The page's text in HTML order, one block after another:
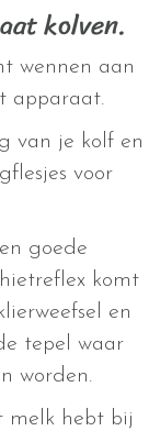
kolven.
wennen aan
apparaat.
van je kolf en
voor
goede
komt
en
tepel waar
worden.
melk hebt bij